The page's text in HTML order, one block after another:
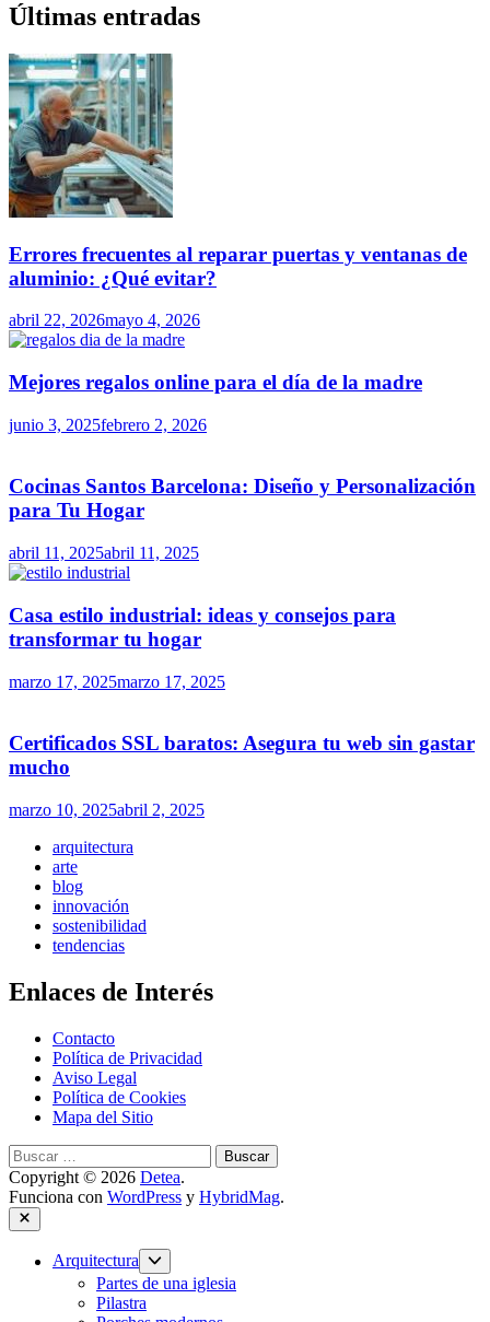
Últimas entradas
Errores frecuentes al reparar puertas y ventanas de
aluminio: ¿Qué evitar?
abril 22, 2026mayo 4, 2026
Mejores regalos online para el día de la madre
junio 3, 2025febrero 2, 2026
Cocinas Santos Barcelona: Diseño y Personalización
para Tu Hogar
abril 11, 2025abril 11, 2025
Casa estilo industrial: ideas y consejos para
transformar tu hogar
marzo 17, 2025marzo 17, 2025
Certificados SSL baratos: Asegura tu web sin gastar
mucho
marzo 10, 2025abril 2, 2025
arquitectura
arte
blog
innovación
sostenibilidad
tendencias
Enlaces de Interés
Contacto
Política de Privacidad
Aviso Legal
Política de Cookies
Mapa del Sitio
Buscar:
Copyright © 2026 Detea.
Funciona con WordPress y HybridMag.
Cerrar
Arquitectura
Mostrar
submenú
Partes de una iglesia
Pilastra